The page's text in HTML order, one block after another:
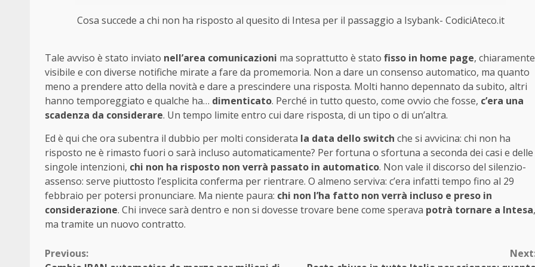
Cosa succede a chi non ha risposto al quesito di Intesa per il passaggio a Isybank- CodiciAteco.it
Tale avviso è stato inviato nell’area comunicazioni ma soprattutto è stato fisso in home page, chiaramente
visibile e con diverse notifiche mirate a fare da promemoria. Non a dare un consenso automatico, ma quanto
meno a prendere atto della novità e dare a prescindere una risposta. Molti hanno depennato da subito, altri
hanno temporeggiato e qualche ha… dimenticato. Perché in tutto questo, come ovvio che fosse, c’era una
scadenza da considerare. Un tempo limite entro cui dare risposta, di un tipo o di un’altra.
Ed è qui che ora subentra il dubbio per molti considerata la data dello switch che si avvicina: chi non ha
risposto ne è rimasto fuori o sarà incluso automaticamente? Per fortuna o sfortuna a seconda dei casi e delle
singole intenzioni, chi non ha risposto non verrà passato in automatico. Non vale il discorso del silenzio-
assenso: serve piuttosto l’esplicita conferma per rientrare. O almeno serviva: c’era infatti tempo fino al 29
febbraio per potersi pronunciare. Ma niente paura: chi non l’ha fatto non verrà incluso e preso in
considerazione. Chi invece sarà dentro e non si dovesse trovare bene come sperava potrà tornare a Intesa,
ma tramite un nuovo contratto.
Continue
Previous: